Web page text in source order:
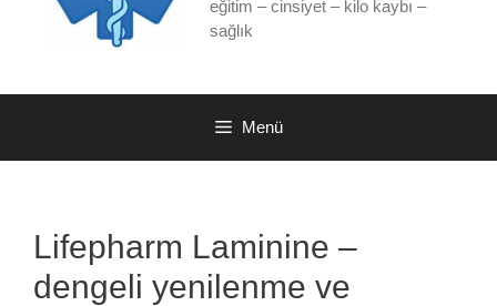
eğitim – cinsiyet – kilo kaybı –
sağlık
Menü
Lifepharm Laminine –
dengeli yenilenme ve